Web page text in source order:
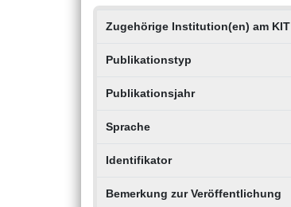
Zugehörige Institution(en) am KIT
Publikationstyp
Publikationsjahr
Sprache
Identifikator
Bemerkung zur Veröffentlichung